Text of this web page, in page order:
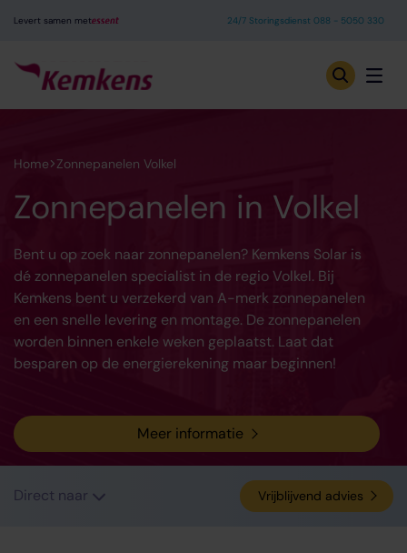
Levert samen met 24/7 Storingsdienst 088 - 5050 330
Home Zonnepanelen Volkel
Zonnepanelen in Volkel
Bent u op zoek naar zonnepanelen? Kemkens Solar is
dé zonnepanelen specialist in de regio Volkel. Bij
Kemkens bent u verzekerd van A-merk zonnepanelen
en een snelle levering en montage. De zonnepanelen
worden binnen enkele weken geplaatst. Laat dat
besparen op de energierekening maar beginnen!
Meer informatie
Direct naar Vrijblijvend advies